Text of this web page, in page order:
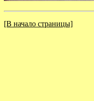
[В начало страницы]